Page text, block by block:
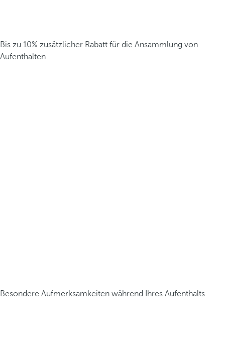
Bis zu 10% zusätzlicher Rabatt für die Ansammlung von
Aufenthalten
Besondere Aufmerksamkeiten während Ihres Aufenthalts